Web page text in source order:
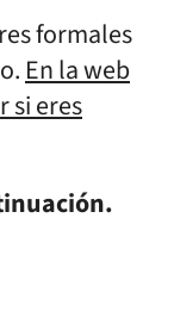
formales
En la web
si eres